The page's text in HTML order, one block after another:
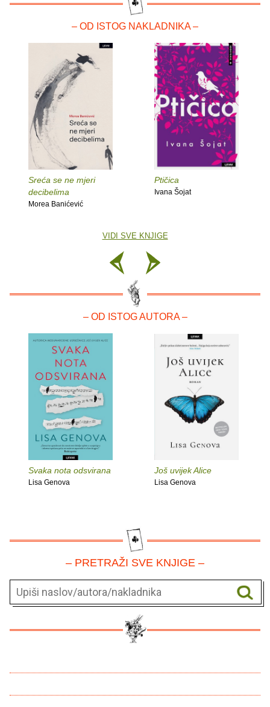
– OD ISTOG NAKLADNIKA –
Sreća se ne mjeri
decibelima
Morea Banićević
Ptičica
Ivana Šojat
VIDI SVE KNJIGE
– OD ISTOG AUTORA –
Svaka nota odsvirana
Lisa Genova
Još uvijek Alice
Lisa Genova
– PRETRAŽI SVE KNJIGE –